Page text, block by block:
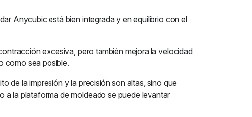
Anycubic está bien integrada y en equilibrio con el
excesiva, pero también mejora la velocidad
como sea posible.
de la impresión y la precisión son altas, sino que
a la plataforma de moldeado se puede levantar